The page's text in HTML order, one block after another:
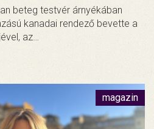
beteg testvér árnyékában
kanadai rendező bevette a
az…
magazin